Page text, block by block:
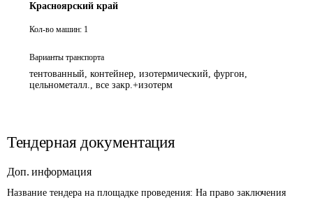
Красноярский край
Кол-во машин: 1
Варианты транспорта
тентованный, контейнер, изотермический, фургон,
цельнометалл., все закр.+изотерм
Тендерная документация
Доп. информация
Название тендера на площадке проведения: На право заключения